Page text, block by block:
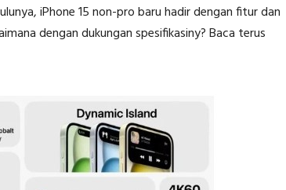
iPhone 15 non-pro baru hadir dengan fitur dan
dengan dukungan spesifikasiny? Baca terus